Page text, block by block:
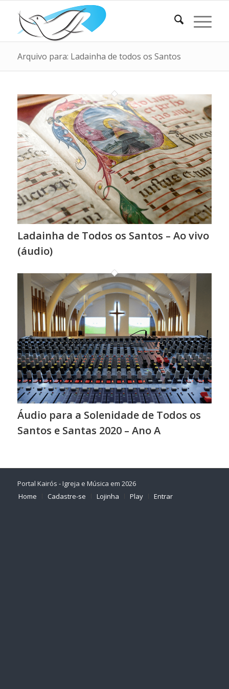
Arquivo para: Ladainha de todos os Santos
Ladainha de Todos os Santos – Ao vivo
(áudio)
Áudio para a Solenidade de Todos os
Santos e Santas 2020 – Ano A
Portal Kairós - Igreja e Música em 2026
Home
Cadastre-se Lojinha Play Entrar